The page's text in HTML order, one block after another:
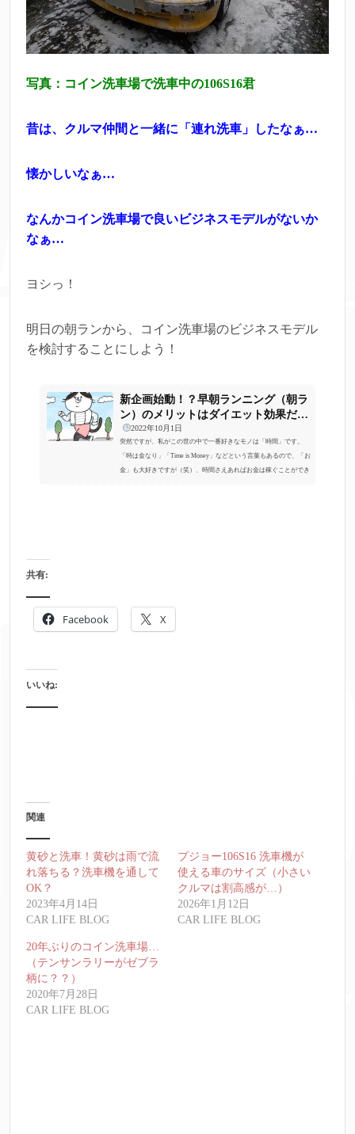
写真：コイン洗車場で洗車中の106S16君
昔は、クルマ仲間と一緒に「連れ洗車」したなぁ…
懐かしいなぁ…
なんかコイン洗車場で良いビジネスモデルがないか
なぁ…
ヨシっ！
明日の朝ランから、コイン洗車場のビジネスモデル
を検討することにしよう！
新企画始動！？早朝ランニング（朝ラ
ン）のメリットはダイエット効果だけ
ではない？？
2022年10月1日
突然ですが、私がこの世の中で一番好きなモノは「時間」です。
「時は金なり」「Time is Money」などという言葉もあるので、「お
金」も大好きですが（笑）、時間さえあればお金は稼ぐことができ
共有:
Facebook X
いいね:
関連
黄砂と洗車！黄砂は雨で流
れ落ちる？洗車機を通して
OK？
2023年4月14日
CAR LIFE BLOG
プジョー106S16 洗車機が
使える車のサイズ（小さい
クルマは割高感が…）
2026年1月12日
CAR LIFE BLOG
20年ぶりのコイン洗車場…
（テンサンラリーがゼブラ
柄に？？）
2020年7月28日
CAR LIFE BLOG